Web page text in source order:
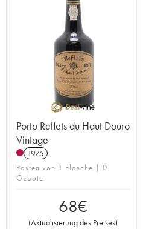
Porto Reflets du Haut Douro
Vintage
1975
Posten von 1 Flasche | 0
Gebote
68€
(Aktualisierung des Preises)